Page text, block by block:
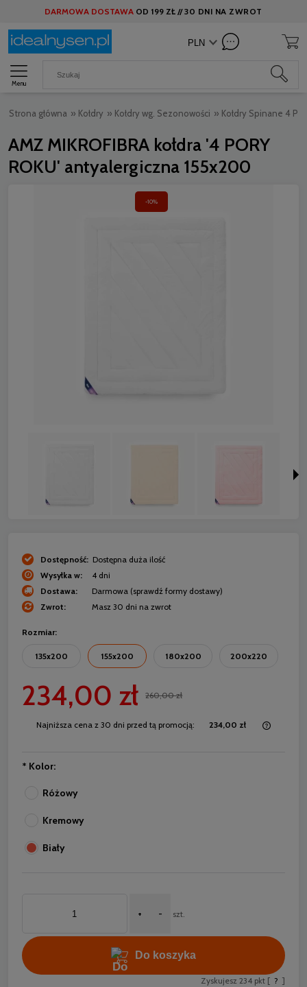
DARMOWA DOSTAWA OD 199 ZŁ //30 DNI NA ZWROT
Menu
Strona główna » Kołdry » Kołdry wg. Sezonowości » Kołdry Spinane 4
AMZ MIKROFIBRA kołdra '4 PORY
ROKU' antyalergiczna 155x200
-10%
Dostępność: Dostępna duża ilość
Wysyłka w:
4 dni
Dostawa:
Darmowa (sprawdź formy dostawy)
Zwrot:
Masz 30 dni na zwrot
Rozmiar:
135x200 155x200 180x200 200x220
234,00 zł 260,00 zł
Najniższa cena z 30 dni przed tą promocją: 234,00 zł
* Kolor:
Różowy
Kremowy
Biały
+ - szt.
Do koszyka
Zyskujesz 234 pkt [ ? ]